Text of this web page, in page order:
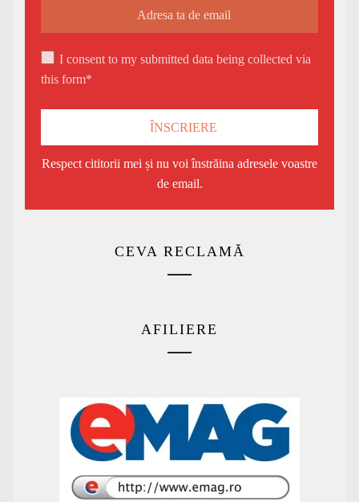
I consent to my submitted data being collected via
this form*
Respect cititorii mei și nu voi înstrăina adresele voastre
de email.
CEVA RECLAMĂ
AFILIERE